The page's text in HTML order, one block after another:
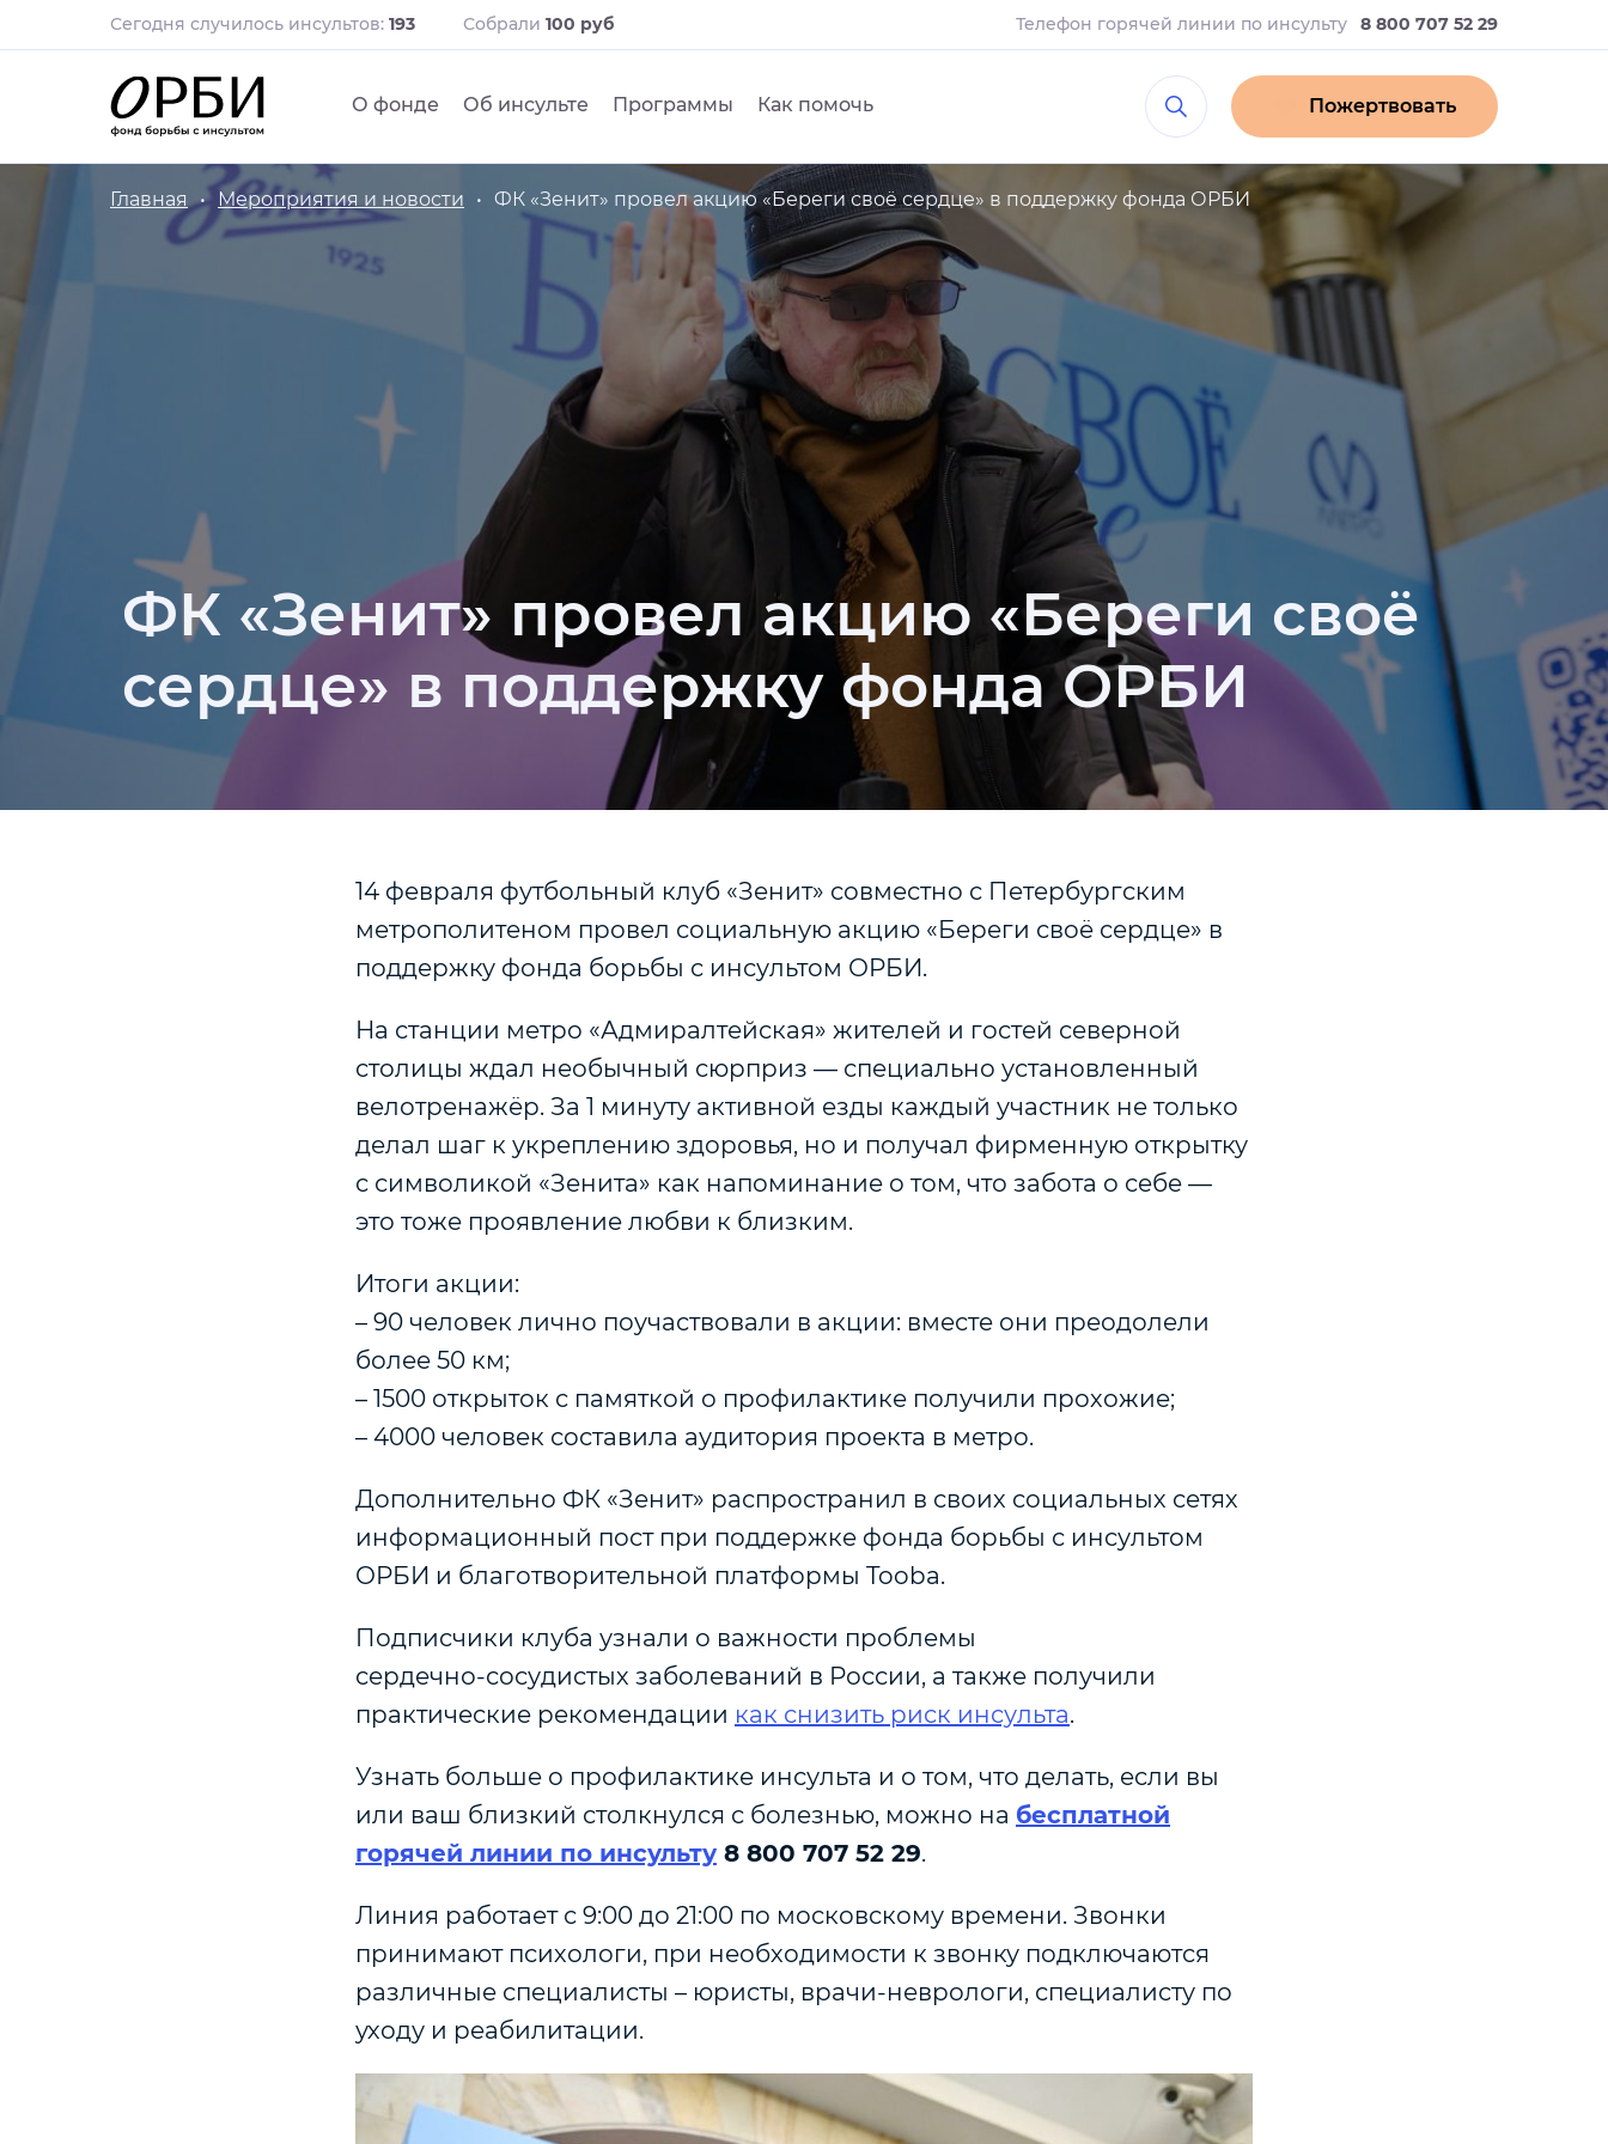
Сегодня случилось инсультов: 193 Собрали 100 руб Телефон горячей линии по инсульту 8 800 707 52 29
О фонде Об инсульте Программы Как помочь Пожертвовать
Главная Мероприятия и новости ФК «Зенит» провел акцию «Береги своё сердце» в поддержку фонда ОРБИ
ФК «Зенит» провел акцию «Береги своё
сердце» в поддержку фонда ОРБИ
14 февраля футбольный клуб «Зенит» совместно с Петербургским
метрополитеном провел социальную акцию «Береги своё сердце» в
поддержку фонда борьбы с инсультом ОРБИ.
На станции метро «Адмиралтейская» жителей и гостей северной
столицы ждал необычный сюрприз — специально установленный
велотренажёр. За 1 минуту активной езды каждый участник не только
делал шаг к укреплению здоровья, но и получал фирменную открытку
с символикой «Зенита» как напоминание о том, что забота о себе —
это тоже проявление любви к близким.
Итоги акции:
– 90 человек лично поучаствовали в акции: вместе они преодолели
более 50 км;
– 1500 открыток с памяткой о профилактике получили прохожие;
– 4000 человек составила аудитория проекта в метро.
Дополнительно ФК «Зенит» распространил в своих социальных сетях
информационный пост при поддержке фонда борьбы с инсультом
ОРБИ и благотворительной платформы Tooba.
Подписчики клуба узнали о важности проблемы
сердечно‑сосудистых заболеваний в России, а также получили
практические рекомендации как снизить риск инсульта.
Узнать больше о профилактике инсульта и о том, что делать, если вы
или ваш близкий столкнулся с болезнью, можно на бесплатной
горячей линии по инсульту 8 800 707 52 29.
Линия работает с 9:00 до 21:00 по московскому времени. Звонки
принимают психологи, при необходимости к звонку подключаются
различные специалисты – юристы, врачи-неврологи, специалисту по
уходу и реабилитации.